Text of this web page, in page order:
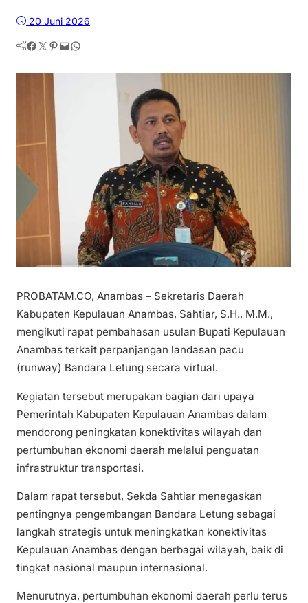
20 Juni 2026
Facebook Twitter Pinterest Mail WhatsApp
PROBATAM.CO, Anambas – Sekretaris Daerah
Kabupaten Kepulauan Anambas, Sahtiar, S.H., M.M.,
mengikuti rapat pembahasan usulan Bupati Kepulauan
Anambas terkait perpanjangan landasan pacu
(runway) Bandara Letung secara virtual.
Kegiatan tersebut merupakan bagian dari upaya
Pemerintah Kabupaten Kepulauan Anambas dalam
mendorong peningkatan konektivitas wilayah dan
pertumbuhan ekonomi daerah melalui penguatan
infrastruktur transportasi.
Dalam rapat tersebut, Sekda Sahtiar menegaskan
pentingnya pengembangan Bandara Letung sebagai
langkah strategis untuk meningkatkan konektivitas
Kepulauan Anambas dengan berbagai wilayah, baik di
tingkat nasional maupun internasional.
Menurutnya, pertumbuhan ekonomi daerah perlu terus